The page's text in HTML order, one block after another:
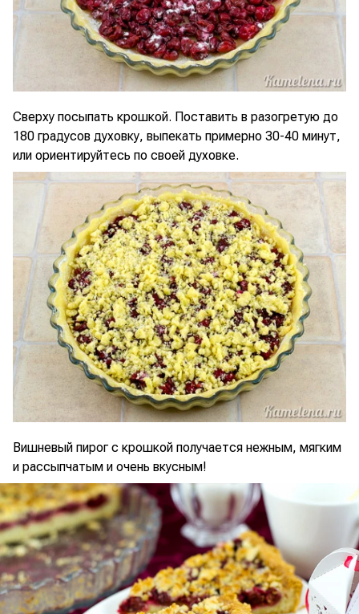
Сверху посыпать крошкой. Поставить в разогретую до
180 градусов духовку, выпекать примерно 30-40 минут,
или ориентируйтесь по своей духовке.
Вишневый пирог с крошкой получается нежным, мягким
и рассыпчатым и очень вкусным!